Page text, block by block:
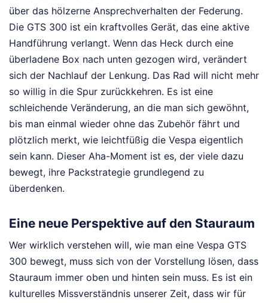
über das hölzerne Ansprechverhalten der Federung.
Die GTS 300 ist ein kraftvolles Gerät, das eine aktive
Handführung verlangt. Wenn das Heck durch eine
überladene Box nach unten gezogen wird, verändert
sich der Nachlauf der Lenkung. Das Rad will nicht mehr
so willig in die Spur zurückkehren. Es ist eine
schleichende Veränderung, an die man sich gewöhnt,
bis man einmal wieder ohne das Zubehör fährt und
plötzlich merkt, wie leichtfüßig die Vespa eigentlich
sein kann. Dieser Aha-Moment ist es, der viele dazu
bewegt, ihre Packstrategie grundlegend zu
überdenken.
Eine neue Perspektive auf den Stauraum
Wer wirklich verstehen will, wie man eine Vespa GTS
300 bewegt, muss sich von der Vorstellung lösen, dass
Stauraum immer oben und hinten sein muss. Es ist ein
kulturelles Missverständnis unserer Zeit, dass wir für